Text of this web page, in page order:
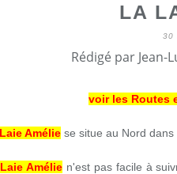
LA
30
Rédigé par
voir les Routes
Amélie se situe au Nord
Amélien'est pas facile à